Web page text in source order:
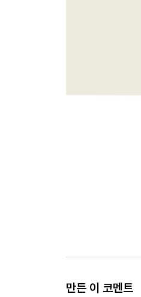
만든 이 코멘트